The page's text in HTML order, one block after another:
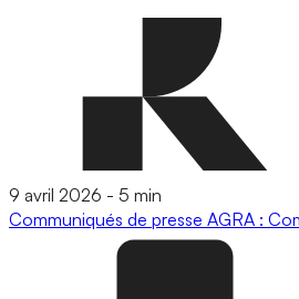
9 avril 2026 - 5 min
Communiqués de presse AGRA :